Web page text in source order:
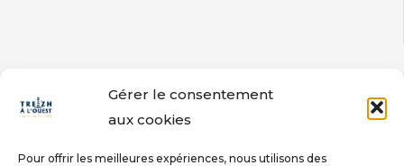
Gérer le consentement
aux cookies
Pour offrir les meilleures expériences, nous utilisons des
Newsletter